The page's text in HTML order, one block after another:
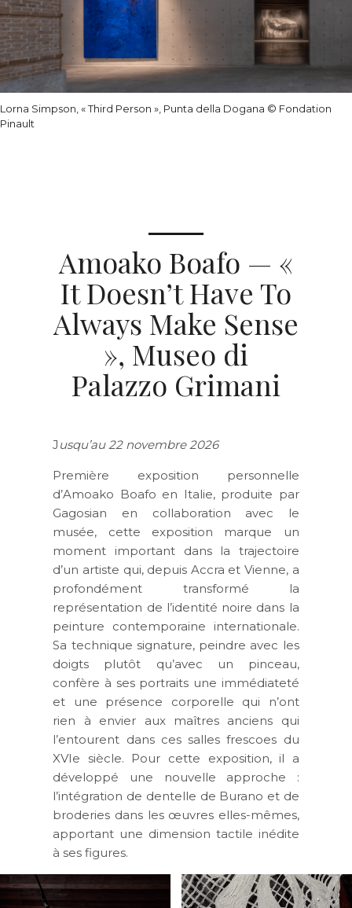
Lorna Simpson, « Third Person », Punta della Dogana © Fondation
Pinault
Amoako Boafo — «
It Doesn’t Have To
Always Make Sense
», Museo di
Palazzo Grimani
J usqu’au 22 novembre 2026
Première exposition personnelle
d’Amoako Boafo en Italie, produite par
Gagosian en collaboration avec le
musée, cette exposition marque un
moment important dans la trajectoire
d’un artiste qui, depuis Accra et Vienne, a
profondément transformé la
représentation de l’identité noire dans la
peinture contemporaine internationale.
Sa technique signature, peindre avec les
doigts plutôt qu’avec un pinceau,
confère à ses portraits une immédiateté
et une présence corporelle qui n’ont
rien à envier aux maîtres anciens qui
l’entourent dans ces salles frescoes du
XVIe siècle. Pour cette exposition, il a
développé une nouvelle approche :
l’intégration de dentelle de Burano et de
broderies dans les œuvres elles-mêmes,
apportant une dimension tactile inédite
à ses figures.